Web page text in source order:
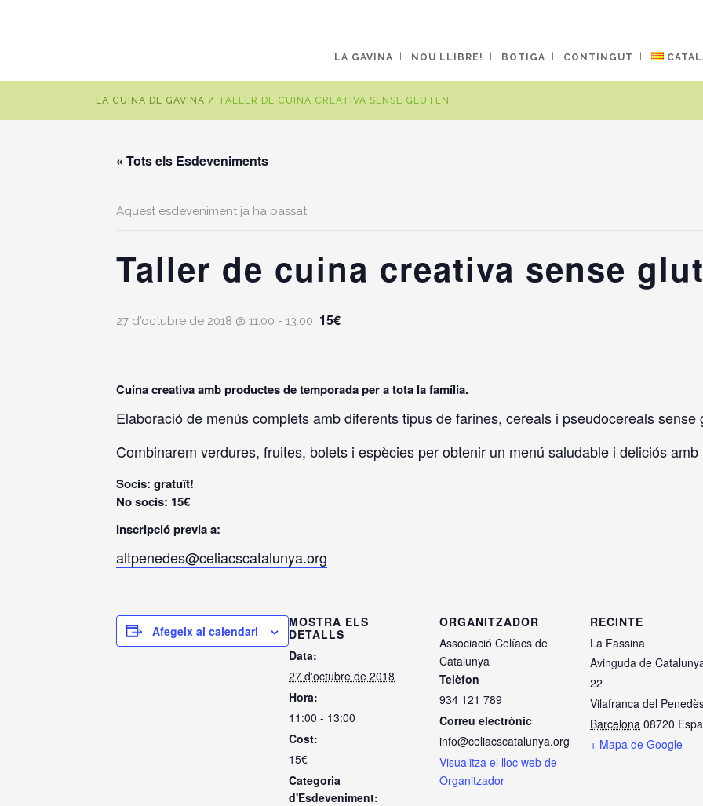
LA GAVINA NOU LLIBRE! BOTIGA CONTINGUT
LA CUINA DE GAVINA / TALLER DE CUINA CREATIVA SENSE GLUTEN
« Tots els Esdeveniments
Aquest esdeveniment ja ha passat.
Taller de cuina creativa sense
27 d'octubre de 2018 @ 11:00 - 13:00 15€
Cuina creativa amb productes de temporada per a tota la família.
Elaboració de menús complets amb diferents tipus de farines, cereals i pseudocereals sense
Combinarem verdures, fruites, bolets i espècies per obtenir un menú saludable i deliciós amb
Socis: gratuït!
No socis: 15€
Inscripció previa a:
altpenedes@celiacscatalunya.org
Afegeix al calendari
MOSTRA ELS
DETALLS
Data:
27 d'octubre de 2018
Hora:
11:00 - 13:00
Cost:
15€
Categoria
d'Esdeveniment:
ORGANITZADOR
Associació Celíacs de
Catalunya
Telèfon
934 121 789
Correu electrònic
info@celiacscatalunya.org
Visualitza el lloc web de
Organitzador
RECINTE
La Fassina
Avinguda de
22
Vilafranca del
Barcelona 08720
+ Mapa de Google